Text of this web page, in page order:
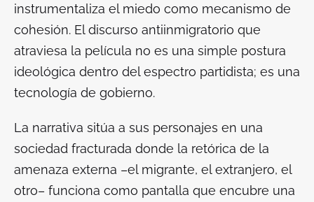
instrumentaliza el miedo como mecanismo de
cohesión. El discurso antiinmigratorio que
atraviesa la película no es una simple postura
ideológica dentro del espectro partidista; es una
tecnología de gobierno.
La narrativa sitúa a sus personajes en una
sociedad fracturada donde la retórica de la
amenaza externa –el migrante, el extranjero, el
otro– funciona como pantalla que encubre una